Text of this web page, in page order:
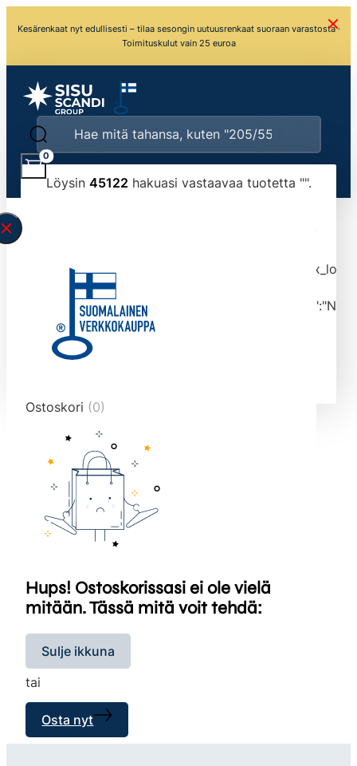
Kesärenkaat nyt edullisesti – tilaa sesongin uutuusrenkaat suoraan varastosta ·
Toimituskulut vain 25 euroa
Löysin 45122 hakuasi vastaavaa tuotetta "".
typed the search query correctly.<br>Currently
tmlmvi","meta_query":
data-original-query-vars="[]" data-page="1"
data-max-pages="4513" data-start="1" data-
end="10">
0
Ostoskori (0)
Hups! Ostoskorissasi ei ole vielä
mitään. Tässä mitä voit tehdä:
Sulje ikkuna
tai
Osta nyt